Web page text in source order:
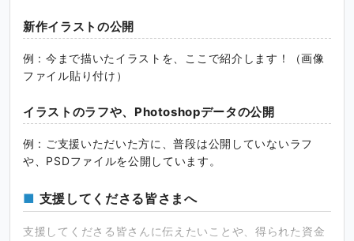
新作イラストの公開
例 : 今まで描いたイラストを、ここで紹介します！（画像
ファイル貼り付け）
イラストのラフや、Photoshopデータの公開
例 : ご支援いただいた方に、普段は公開していないラフ
や、PSDファイルを公開しています。
支援してくださる皆さまへ
支援してくださる皆さんに伝えたいことや、得られた資金